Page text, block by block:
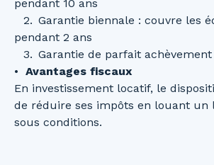
pendant 10 ans
Garantie biennale : couvre les
pendant 2 ans
Garantie de parfait
Avantages fiscaux
En investissement locatif, le
de réduire ses impôts en louant un
sous conditions.